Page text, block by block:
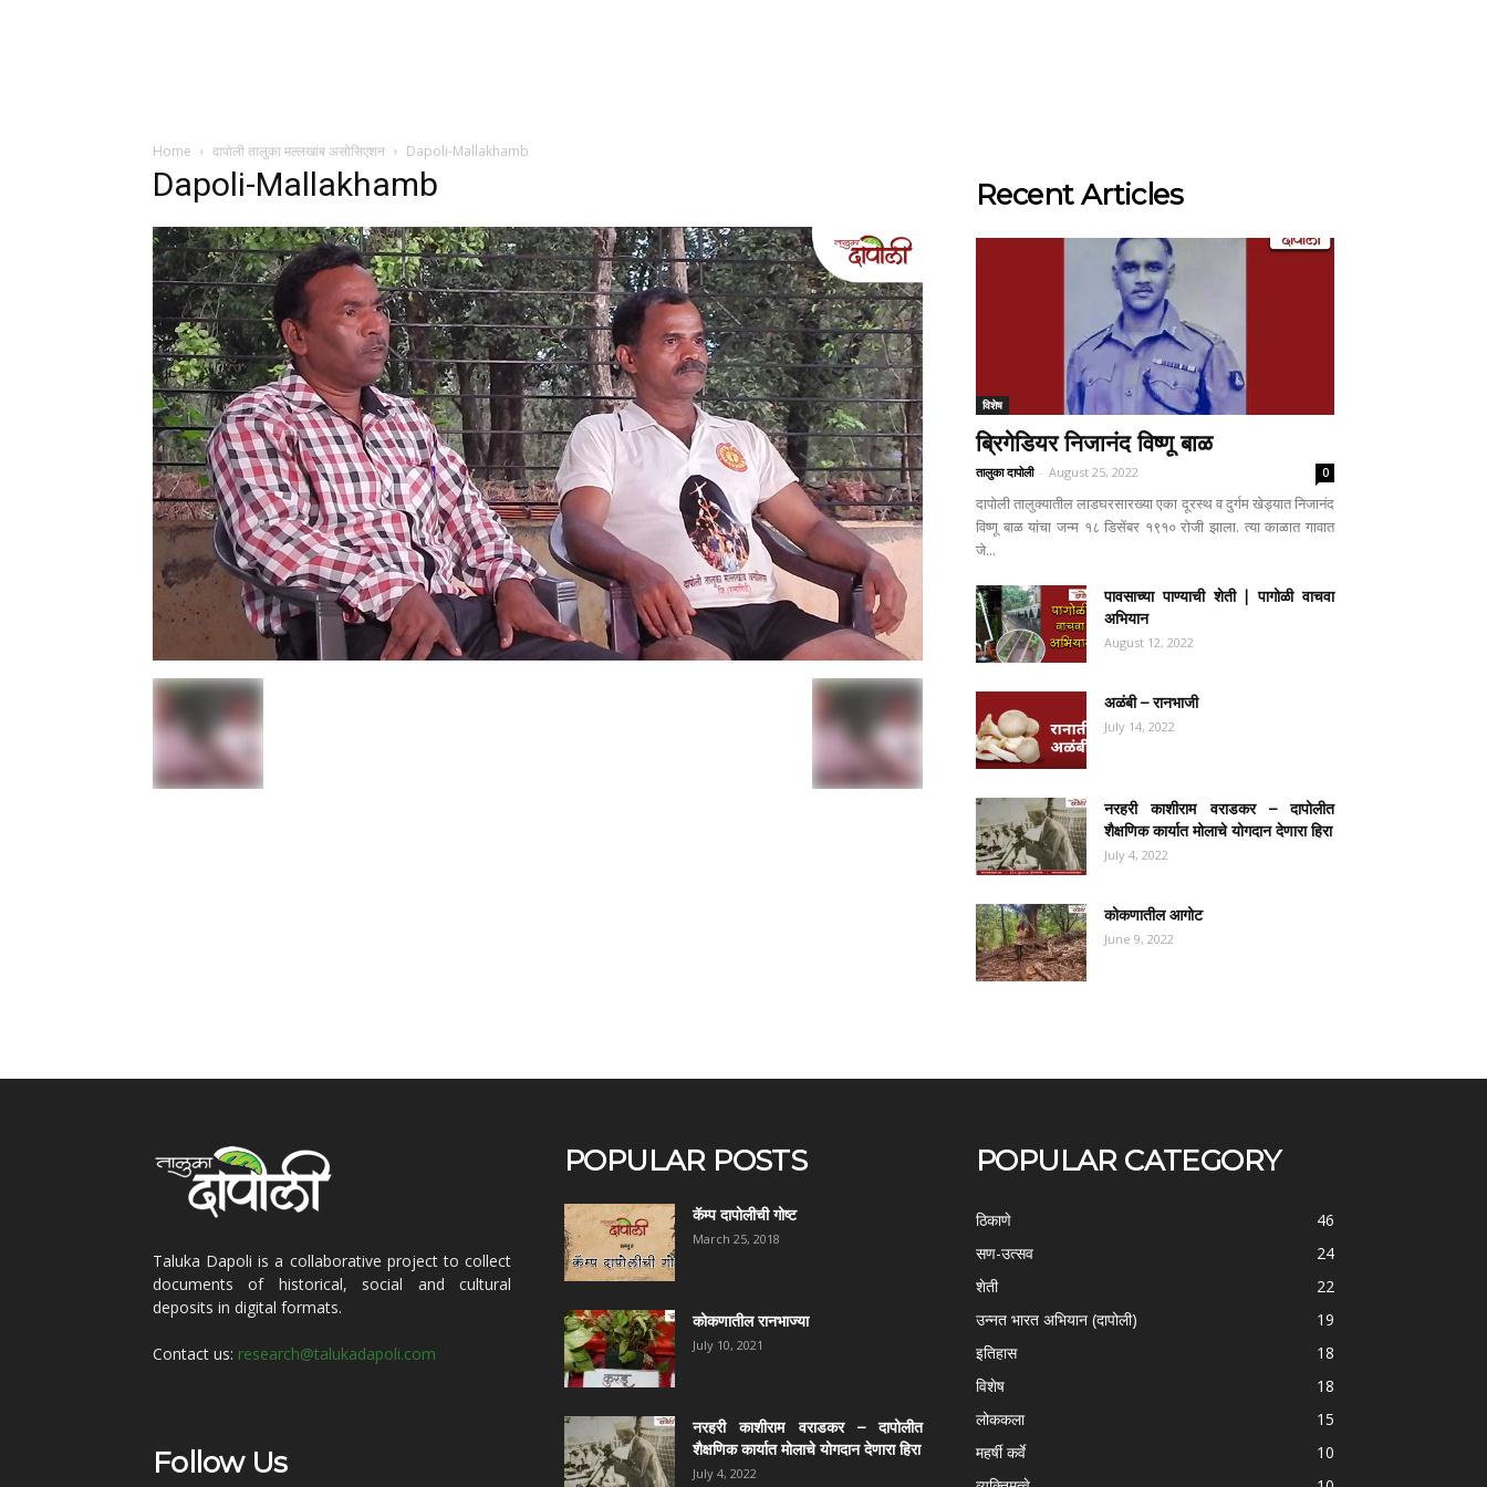
Home दापोली तालुका मल्लखांब असोसिएशन Dapoli-Mallakhamb
Dapoli-Mallakhamb Recent Articles
विशेष
ब्रिगेडियर निजानंद विष्णू बाळ
तालुका दापोली - August 25, 2022 0
दापोली तालुक्यातील लाडघरसारख्या एका दूरस्थ व दुर्गम खेड्यात निजानंद
विष्णू बाळ यांचा जन्म १८ डिसेंबर १९१० रोजी झाला. त्या काळात गावात
जे...
पावसाच्या पाण्याची शेती | पागोळी वाचवा
अभियान
August 12, 2022
अळंबी – रानभाजी
July 14, 2022
नरहरी काशीराम वराडकर – दापोलीत
शैक्षणिक कार्यात मोलाचे योगदान देणारा हिरा
July 4, 2022
कोकणातील आगोट
June 9, 2022
Taluka Dapoli is a collaborative project to collect
documents of historical, social and cultural
deposits in digital formats.
Contact us: research@talukadapoli.com
Follow Us
POPULAR POSTS
कॅम्प दापोलीची गोष्ट
March 25, 2018
कोकणातील रानभाज्या
July 10, 2021
नरहरी काशीराम वराडकर – दापोलीत
शैक्षणिक कार्यात मोलाचे योगदान देणारा हिरा
July 4, 2022
POPULAR CATEGORY
ठिकाणे
46
सण-उत्सव
24
शेती
22
उन्नत भारत अभियान (दापोली)
19
इतिहास
18
विशेष
18
लोककला
15
महर्षी कर्वे
10